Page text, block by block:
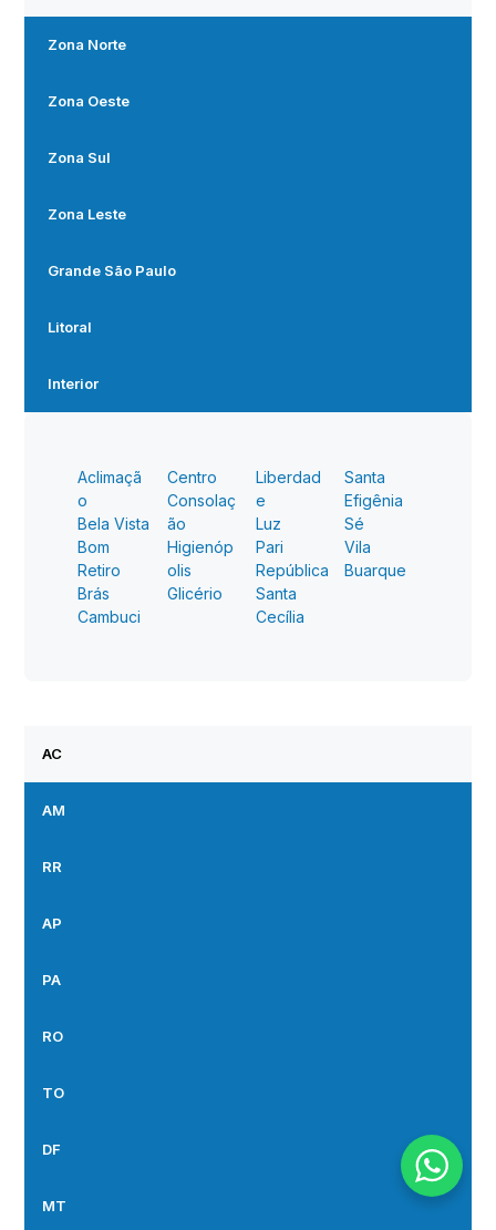
Zona Norte
Zona Oeste
Zona Sul
Zona Leste
Grande São Paulo
Litoral
Interior
Aclimaçã
o
Bela Vista
Bom
Retiro
Brás
Cambuci
Centro
Consolaç
ão
Higienóp
olis
Glicério
Liberdad
e
Luz
Pari
República
Santa
Cecília
Santa
Efigênia
Sé
Vila
Buarque
AC
AM
RR
AP
PA
RO
TO
DF
MT